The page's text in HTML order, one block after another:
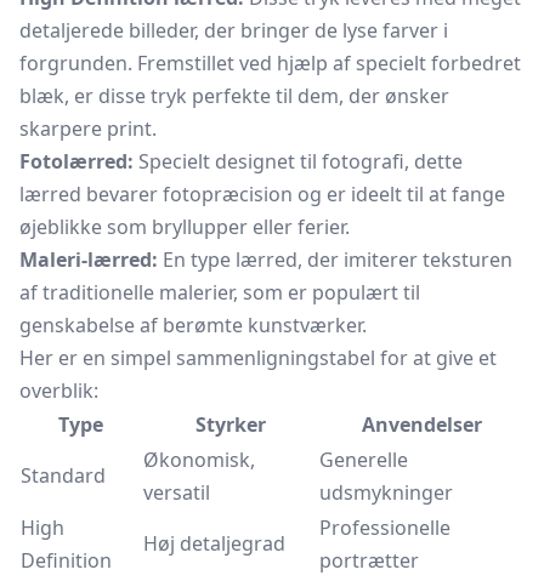
detaljerede billeder, der bringer de lyse farver i
forgrunden. Fremstillet ved hjælp af specielt forbedret
blæk, er disse tryk perfekte til dem, der ønsker
skarpere print.
Fotolærred: Specielt designet til fotografi, dette
lærred bevarer fotopræcision og er ideelt til at fange
øjeblikke som bryllupper eller ferier.
Maleri-lærred: En type lærred, der imiterer teksturen
af traditionelle malerier, som er populært til
genskabelse af berømte kunstværker.
Her er en simpel sammenligningstabel for at give et
overblik:
Type
Styrker
Anvendelser
Standard
Økonomisk,
versatil
Generelle
udsmykninger
High
Definition
Høj detaljegrad
Professionelle
portrætter